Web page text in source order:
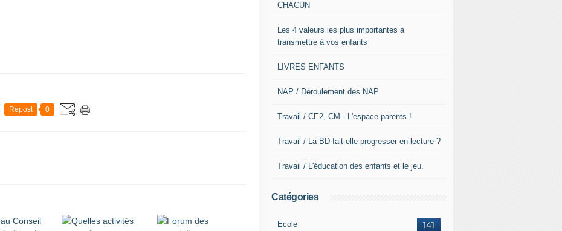
Repost 0
CHACUN
Les 4 valeurs les plus importantes à
transmettre à vos enfants
LIVRES ENFANTS
NAP / Déroulement des NAP
Travail / CE2, CM - L'espace parents !
Travail / La BD fait-elle progresser en lecture ?
Travail / L'éducation des enfants et le jeu.
Catégories
141
Ecole